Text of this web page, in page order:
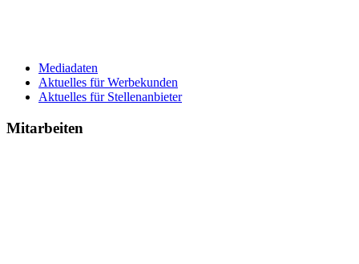
Mediadaten
Aktuelles für Werbekunden
Aktuelles für Stellenanbieter
Mitarbeiten